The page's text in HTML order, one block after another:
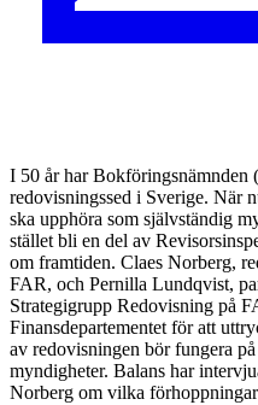
I 50 år har Bokföringsnämnden
redovisningssed i Sverige. När
ska upphöra som självständig
stället bli en del av
om framtiden. Claes Norberg,
FAR, och Pernilla Lundqvist,
Strategigrupp Redovisning på
Finansdepartementet för att
av redovisningen bör fungera på
myndigheter. Balans har
Norberg om vilka